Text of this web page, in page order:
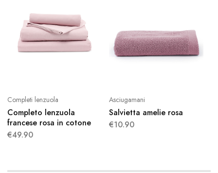
Completi lenzuola
Completo lenzuola
francese rosa in cotone
€49.90
Asciugamani
Salvietta amelie rosa
€10.90